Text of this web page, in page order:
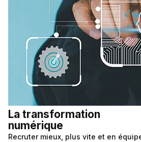
La transformation
numérique
Recruter mieux, plus vite et en